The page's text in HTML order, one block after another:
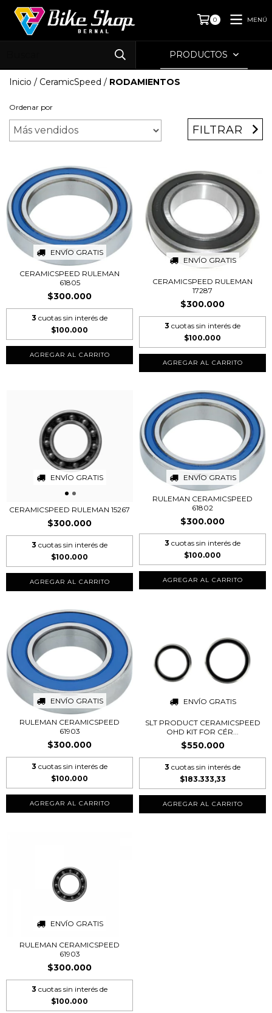
0 MENÚ
PRODUCTOS
Inicio / CeramicSpeed / RODAMIENTOS
Ordenar por
FILTRAR
ENVÍO GRATIS
CERAMICSPEED RULEMAN
61805
$300.000
3 cuotas sin interés de
$100.000
ENVÍO GRATIS
CERAMICSPEED RULEMAN
17287
$300.000
3 cuotas sin interés de
$100.000
ENVÍO GRATIS
CERAMICSPEED RULEMAN 15267
$300.000
3 cuotas sin interés de
$100.000
ENVÍO GRATIS
RULEMAN CERAMICSPEED
61802
$300.000
3 cuotas sin interés de
$100.000
ENVÍO GRATIS
RULEMAN CERAMICSPEED
61903
$300.000
3 cuotas sin interés de
$100.000
ENVÍO GRATIS
SLT PRODUCT CERAMICSPEED
OHD KIT FOR CÉR...
$550.000
3 cuotas sin interés de
$183.333,33
ENVÍO GRATIS
RULEMAN CERAMICSPEED
61903
$300.000
3 cuotas sin interés de
$100.000